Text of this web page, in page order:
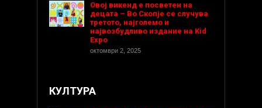
Овој викенд е посветен на
децата – Во Скопје се случува
третото, најголемо и
највозбудливо издание на Kid
Expo
октомври 2, 2025
КУЛТУРА